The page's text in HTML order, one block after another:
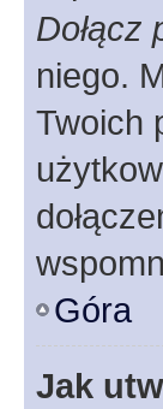
Dołącz
niego.
Twoich
Góra
Jak